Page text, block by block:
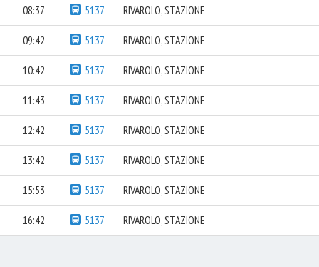
08:37 5137 RIVAROLO, STAZIONE
09:42 5137 RIVAROLO, STAZIONE
10:42 5137 RIVAROLO, STAZIONE
11:43 5137 RIVAROLO, STAZIONE
12:42 5137 RIVAROLO, STAZIONE
13:42 5137 RIVAROLO, STAZIONE
15:53 5137 RIVAROLO, STAZIONE
16:42 5137 RIVAROLO, STAZIONE